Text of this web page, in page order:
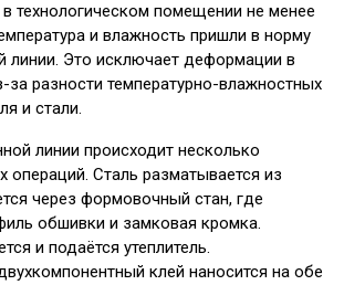
технологическом помещении не менее
и влажность пришли в норму
линии. Это исключает деформации в
за разности температурно-влажностных
и стали.
линии происходит несколько
операций. Сталь разматывается из
через формовочный стан, где
обшивки и замковая кромка.
и подаётся утеплитель.
клей наносится на обе